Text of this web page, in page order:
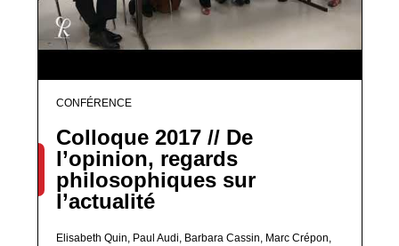
CONFÉRENCE
Colloque 2017 // De
l’opinion, regards
philosophiques sur
l’actualité
Elisabeth Quin, Paul Audi, Barbara Cassin, Marc Crépon,